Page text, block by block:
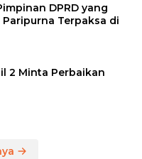
DPRD yang
Paripurna Terpaksa di
2 Minta Perbaikan